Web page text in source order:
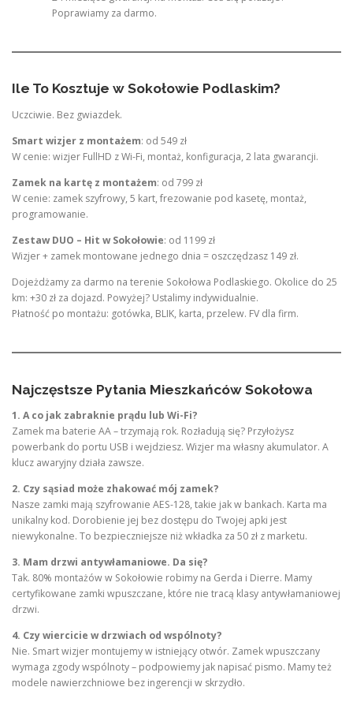
Poprawiamy za darmo.
Ile To Kosztuje w Sokołowie Podlaskim?
Uczciwie. Bez gwiazdek.
Smart wizjer z montażem: od 549 zł
W cenie: wizjer FullHD z Wi-Fi, montaż, konfiguracja, 2 lata gwarancji.
Zamek na kartę z montażem: od 799 zł
W cenie: zamek szyfrowy, 5 kart, frezowanie pod kasetę, montaż,
programowanie.
Zestaw DUO – Hit w Sokołowie: od 1199 zł
Wizjer + zamek montowane jednego dnia = oszczędzasz 149 zł.
Dojeżdżamy za darmo na terenie Sokołowa Podlaskiego. Okolice do 25
km: +30 zł za dojazd. Powyżej? Ustalimy indywidualnie.
Płatność po montażu: gotówka, BLIK, karta, przelew. FV dla firm.
Najczęstsze Pytania Mieszkańców Sokołowa
1. A co jak zabraknie prądu lub Wi-Fi?
Zamek ma baterie AA – trzymają rok. Rozładują się? Przyłożysz
powerbank do portu USB i wejdziesz. Wizjer ma własny akumulator. A
klucz awaryjny działa zawsze.
2. Czy sąsiad może zhakować mój zamek?
Nasze zamki mają szyfrowanie AES-128, takie jak w bankach. Karta ma
unikalny kod. Dorobienie jej bez dostępu do Twojej apki jest
niewykonalne. To bezpieczniejsze niż wkładka za 50 zł z marketu.
3. Mam drzwi antywłamaniowe. Da się?
Tak. 80% montażów w Sokołowie robimy na Gerda i Dierre. Mamy
certyfikowane zamki wpuszczane, które nie tracą klasy antywłamaniowej
drzwi.
4. Czy wiercicie w drzwiach od wspólnoty?
Nie. Smart wizjer montujemy w istniejący otwór. Zamek wpuszczany
wymaga zgody wspólnoty – podpowiemy jak napisać pismo. Mamy też
modele nawierzchniowe bez ingerencji w skrzydło.